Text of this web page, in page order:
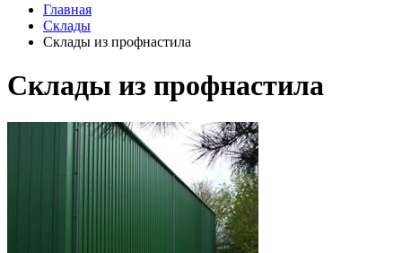
Главная
Склады
Склады из профнастила
Склады из профнастила